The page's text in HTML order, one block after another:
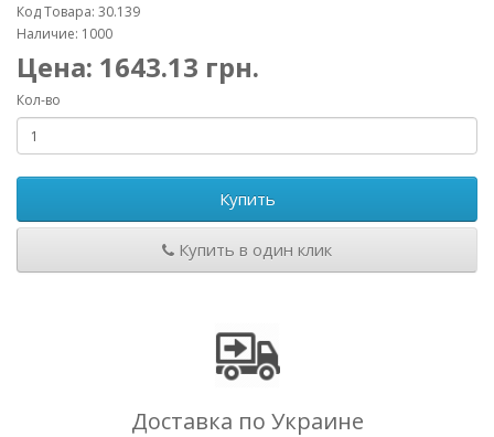
Код Товара: 30.139
Наличие: 1000
Цена: 1643.13 грн.
Кол-во
Купить
Купить в один клик
Доставка по Украине